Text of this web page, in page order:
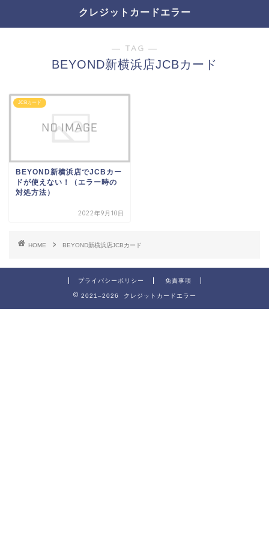
クレジットカードエラー
― TAG ―
BEYOND新横浜店JCBカード
JCBカード
BEYOND新横浜店でJCBカー
ドが使えない！（エラー時の
対処方法）
2022年9月10日
HOME BEYOND新横浜店JCBカード
プライバシーポリシー 免責事項
2021–2026 クレジットカードエラー